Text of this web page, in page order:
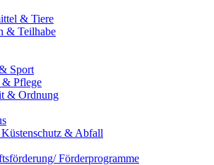
& Tiere
& Teilhabe
Sport
& Pflege
& Ordnung
& Abfall
Förderprogramme